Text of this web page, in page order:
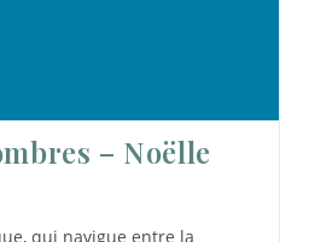
– Noëlle
qui navigue entre la